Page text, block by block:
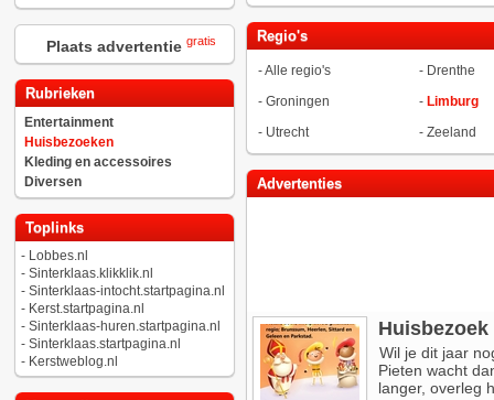
Plaats advertentie gratis
Rubrieken
Entertainment
Huisbezoeken
Kleding en accessoires
Diversen
Toplinks
- Lobbes.nl
- Sinterklaas.klikklik.nl
- Sinterklaas-intocht.startpagina.nl
- Kerst.startpagina.nl
- Sinterklaas-huren.startpagina.nl
- Sinterklaas.startpagina.nl
- Kerstweblog.nl
Regio's
-Alle regio's - Drenthe
- Groningen - Limburg
- Utrecht - Zeeland
Advertenties
Wil je dit jaar
Pieten wacht
langer, overleg